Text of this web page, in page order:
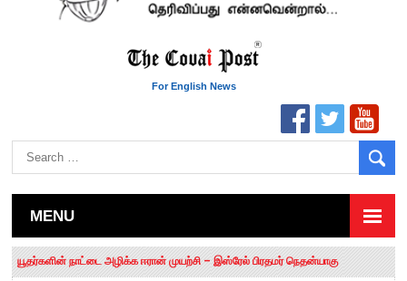
For English News
MENU
தமிழக சட்டப்பேரவையில் காலியிடங்கள் 6 ஆக உயர்வு
யூதர்களின் நாட்டை அழிக்க ஈரான் முயற்சி – இஸ்ரேல் பிரதமர் நெதன்யாகு
“மக்களால் நிராகரிக்கப்பட்டவர் ஸ்டாலின்!” – செங்கோட்டையன்